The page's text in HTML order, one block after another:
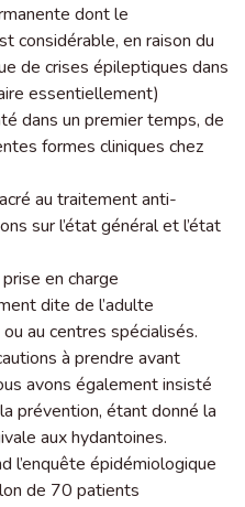
dont le
considérable, en raison du
de crises épileptiques dans
essentiellement)
dans un premier temps, de
formes cliniques chez
au traitement anti-
sur l’état général et l’état
en charge
dite de l’adulte
au centres spécialisés.
à prendre avant
avons également insisté
prévention, étant donné la
aux hydantoines.
l’enquête épidémiologique
de 70 patients